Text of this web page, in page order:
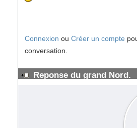
Connexion ou Créer un compte
conversation.
Reponse du grand Nord.